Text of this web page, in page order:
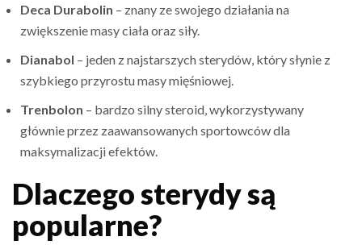
Deca Durabolin – znany ze swojego działania na
zwiększenie masy ciała oraz siły.
Dianabol – jeden z najstarszych sterydów, który słynie z
szybkiego przyrostu masy mięśniowej.
Trenbolon – bardzo silny steroid, wykorzystywany
głównie przez zaawansowanych sportowców dla
maksymalizacji efektów.
Dlaczego sterydy są
popularne?